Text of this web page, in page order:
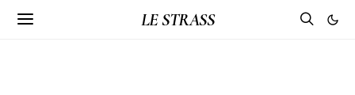
LE STRASS